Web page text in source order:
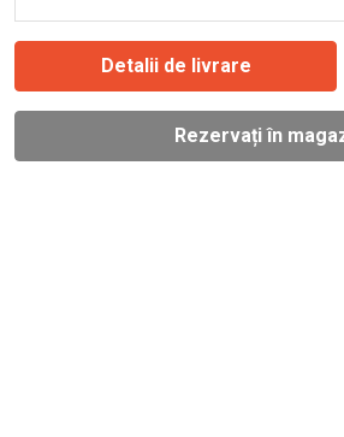
Detalii de livrare
Rezervați în